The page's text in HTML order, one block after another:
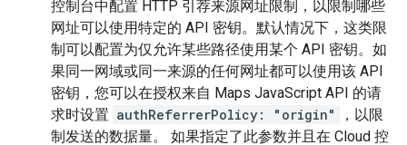
控制台中配置 HTTP 引荐来源网址限制，以限制哪些
网址可以使用特定的 API 密钥。默认情况下，这类限
制可以配置为仅允许某些路径使用某个 API 密钥。如
果同一网域或同一来源的任何网址都可以使用该 API
密钥，您可以在授权来自 Maps JavaScript API 的请
求时设置 authReferrerPolicy: "origin"
，以限
制发送的数据量。 如果指定了此参数并且在 Cloud 控